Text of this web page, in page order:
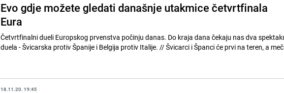
Evo gdje možete gledati današnje utakmice četvrtfinala
Eura
Četvrtfinalni dueli Europskog prvenstva počinju danas. Do kraja dana čekaju nas dva
duela - Švicarska protiv Španije i Belgija protiv Italije. // Švicarci i Španci će prvi na teren,
18.11.20. 19:45